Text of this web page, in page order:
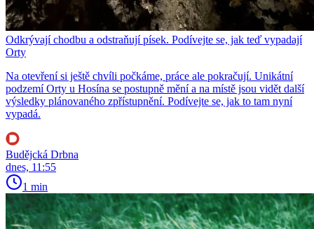
Odkrývají chodbu a odstraňují písek. Podívejte se, jak teď vypadají
Orty
Na otevření si ještě chvíli počkáme, práce ale pokračují. Unikátní
podzemí Orty u Hosína se postupně mění a na místě jsou vidět další
výsledky plánovaného zpřístupnění. Podívejte se, jak to tam nyní
vypadá.
Budějcká Drbna
dnes, 11:55
1 min